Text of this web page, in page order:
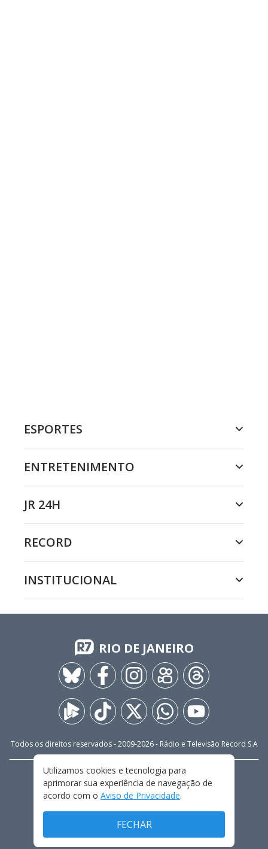
ESPORTES
ENTRETENIMENTO
JR 24H
RECORD
INSTITUCIONAL
RIO DE JANEIRO
Todos os direitos reservados - 2009-2026- Rádio e Televisão Record S.A
FALE CONOSCO
PRIVACIDADE
TERMOS E CONDIÇÕES DE USO
Utilizamos cookies e tecnologia para
aprimorar sua experiência de navegação de
acordo com o Aviso de Privacidade.
FECHAR